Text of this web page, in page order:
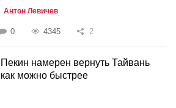
Антон Левичев
0 4345 2
Пекин намерен вернуть Тайвань
как можно быстрее